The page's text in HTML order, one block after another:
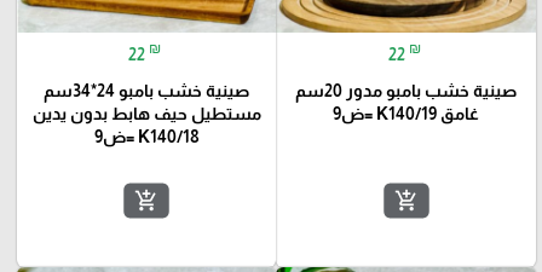
22 ₪
صينية خشب بامبو مدور 20سم
غامق K140/19 =ض9
add_shopping_cart
22 ₪
صينية خشب بامبو 24*34سم
مستطيل حيف هابط بدون يدين
K140/18 =ض9
add_shopping_cart